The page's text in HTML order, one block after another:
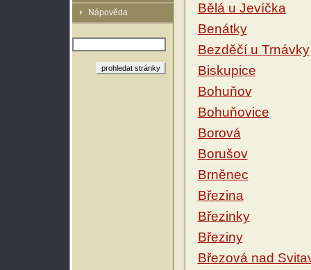
Nápověda
Bělá u Jevíčka
Benátky
Bezděčí u Trnávky
Biskupice
Bohuňov
Bohuňovice
Borová
Borušov
Brněnec
Březina
Březinky
Březiny
Březová nad